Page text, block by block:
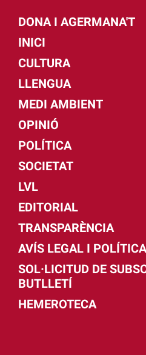
DONA I AGERMANA'T
INICI
CULTURA
LLENGUA
MEDI AMBIENT
OPINIÓ
POLÍTICA
SOCIETAT
LVL
EDITORIAL
TRANSPARÈNCIA
AVÍS LEGAL I
SOL·LICITUD DE
BUTLLETÍ
HEMEROTECA